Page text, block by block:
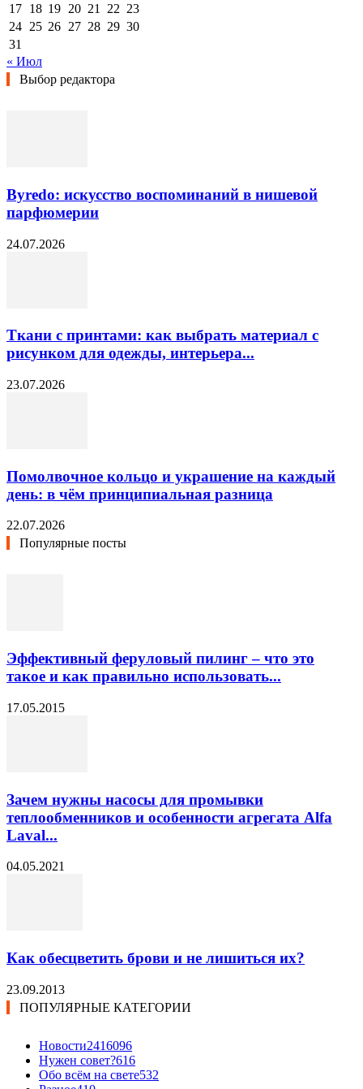
17 18 19 20 21 22 23
24 25 26 27 28 29 30
31
« Июл
Выбор редактора
Byredo: искусство воспоминаний в нишевой
парфюмерии
24.07.2026
Ткани с принтами: как выбрать материал с
рисунком для одежды, интерьера...
23.07.2026
Помолвочное кольцо и украшение на каждый
день: в чём принципиальная разница
22.07.2026
Популярные посты
Эффективный феруловый пилинг – что это
такое и как правильно использовать...
17.05.2015
Зачем нужны насосы для промывки
теплообменников и особенности агрегата Alfa
Laval...
04.05.2021
Как обесцветить брови и не лишиться их?
23.09.2013
ПОПУЛЯРНЫЕ КАТЕГОРИИ
Новости2416096
Нужен совет?616
Обо всём на свете532